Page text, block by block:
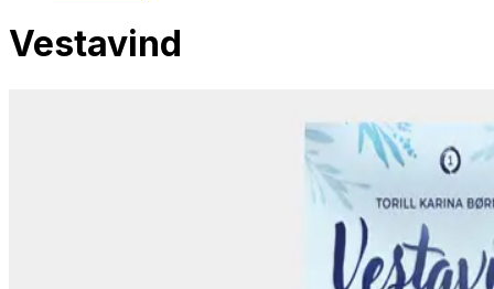
Vestavind